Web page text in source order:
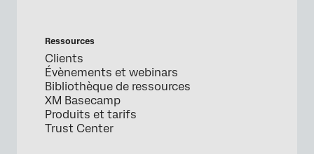
Ressources
Clients
Évènements et webinars
Bibliothèque de ressources
XM Basecamp
Produits et tarifs
Trust Center